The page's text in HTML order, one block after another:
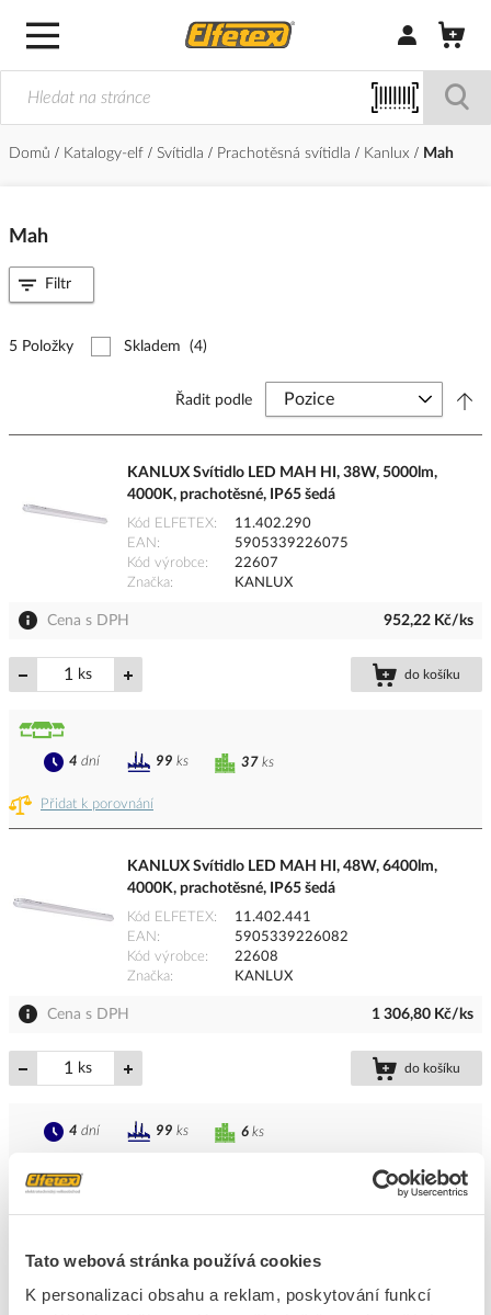
Tato webová stránka používá cookies
K personalizaci obsahu a reklam, poskytování funkcí
Přihlásit/
Domů Katalogy-elf Svítidla Prachotěsná svítidla Kanlux Mah
Mah
5 Položky Skladem (4)
Řadit podle
KANLUX Svítidlo LED MAH HI, 38W, 5000lm,
4000K, prachotěsné, IP65 šedá
Kód ELFETEX
11.402.290
EAN
5905339226075
Kód výrobce
22607
Značka
KANLUX
Cena s DPH 952,22 Kč/ks
ks do košíku
Přidat k porovnání
37 ks
4 dní 99 ks
KANLUX Svítidlo LED MAH HI, 48W, 6400lm,
4000K, prachotěsné, IP65 šedá
Kód ELFETEX
11.402.441
EAN
5905339226082
Kód výrobce
22608
Značka
KANLUX
Cena s DPH 1 306,80 Kč/ks
ks do košíku
Přidat k porovnání
6 ks
4 dní 99 ks
prachotěsné IP65
Kód ELFETEX
11.574.765
5905339381408
Filtr